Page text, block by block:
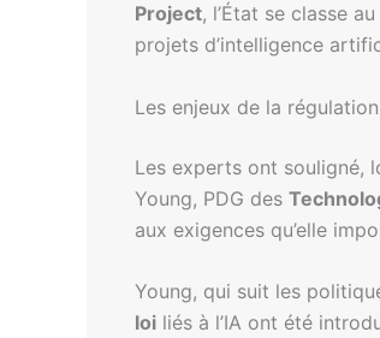
Project, l’État se classe
projets d’intelligence
Les enjeux de la régulation
Les experts ont souligné,
Young, PDG des
aux exigences qu’elle
Young, qui suit les
loi liés à l’IA ont été